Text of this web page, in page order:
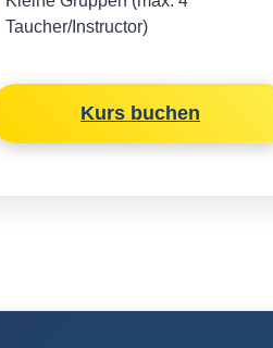
Taucher/Instructor)
Kurs buchen